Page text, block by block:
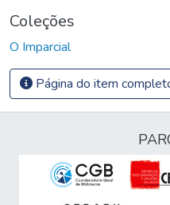
Coleções
O Imparcial
Página do item